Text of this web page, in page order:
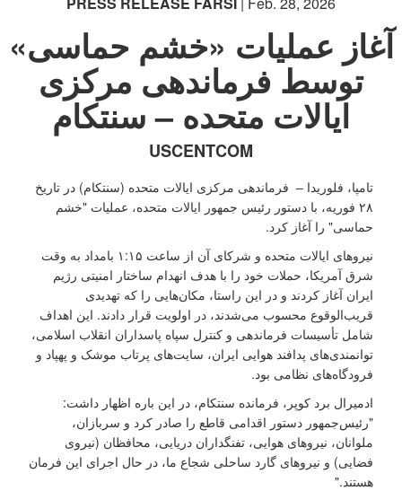
آغاز عملیات «خشم حماسی»
توسط فرماندهی مرکزی
ایالات متحده – سنتکام
USCENTCOM
تامپا، فلوریدا – فرماندهی مرکزی ایالات متحده (سنتکام) در تاریخ
۲۸ فوریه، با دستور رئیس ‌جمهور ایالات متحده، عملیات "خشم
حماسی" را آغاز کرد.
نیروهای ایالات متحده و شرکای آن از ساعت ۱:۱۵ بامداد به وقت
شرق آمریکا، حملات خود را با هدف انهدام ساختار امنیتی رژیم
ایران آغاز کردند و در این راستا، مکان‌هایی را که تهدیدی
قریب‌الوقوع محسوب می‌شدند، در اولویت قرار دادند. این اهداف
شامل تأسیسات فرماندهی و کنترل سپاه پاسداران انقلاب اسلامی،
توانمندی‌های پدافند هوایی ایران، سایت‌های پرتاب موشک و پهپاد و
فرودگاه‌های نظامی بود.
ادمیرال برد کوپر، فرمانده سنتکام، در این باره اظهار داشت:
"رئیس‌جمهور دستور اقدامی قاطع را صادر کرد و سربازان،
ملوانان، نیروهای هوایی، تفنگداران دریایی، محافظان (نیروی
فضایی) و نیروهای گارد ساحلی شجاع ما، در حال اجرای این فرمان
هستند."